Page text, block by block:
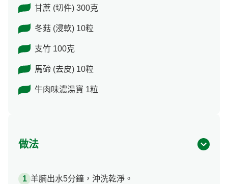
甘蔗 (切件) 300克
冬菇 (浸軟) 10粒
支竹 100克
馬碲 (去皮) 10粒
牛肉味濃湯寶 1粒
做法
羊腩出水5分鐘，沖洗乾淨。